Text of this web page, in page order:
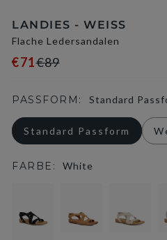
LANDIES - WEISS
Flache Ledersandalen
€71€89
PASSFORM: Standard
Standard Passform
FARBE: White